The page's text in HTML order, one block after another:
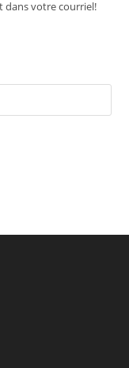
dans votre courriel!